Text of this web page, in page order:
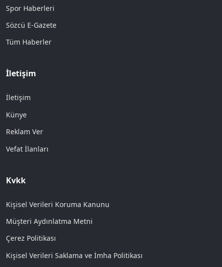
Spor Haberleri
Sözcü E-Gazete
Tüm Haberler
İletişim
İletişim
Künye
Reklam Ver
Vefat İlanları
Kvkk
Kişisel Verileri Koruma Kanunu
Müşteri Aydınlatma Metni
Çerez Politikası
Kişisel Verileri Saklama ve İmha Politikası